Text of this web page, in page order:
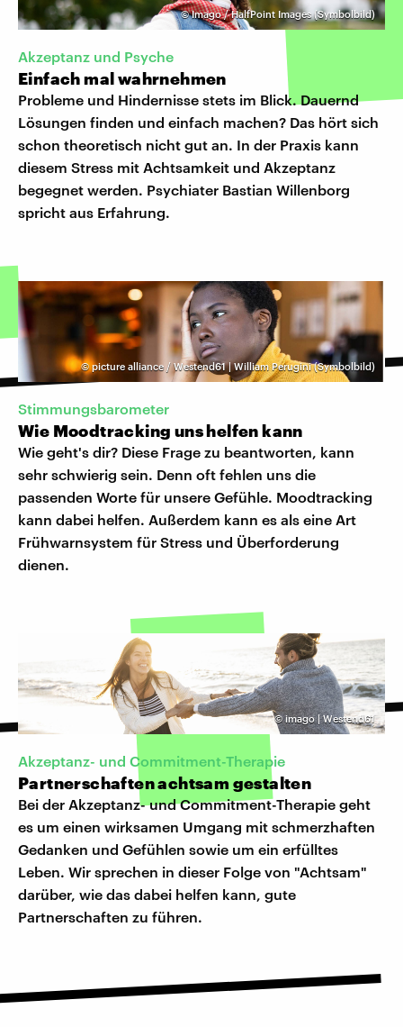
©Imago / HalfPoint Images (Symbolbild)
Akzeptanz und Psyche
Einfach mal wahrnehmen
Probleme und Hindernisse stets im Blick. Dauernd
Lösungen finden und einfach machen? Das hört sich
schon theoretisch nicht gut an. In der Praxis kann
diesem Stress mit Achtsamkeit und Akzeptanz
begegnet werden. Psychiater Bastian Willenborg
spricht aus Erfahrung.
© picture alliance / Westend61 | William Perugini (Symbolbild)
Stimmungsbarometer
Wie Moodtracking uns helfen kann
Wie geht's dir? Diese Frage zu beantworten, kann
sehr schwierig sein. Denn oft fehlen uns die
passenden Worte für unsere Gefühle. Moodtracking
kann dabei helfen. Außerdem kann es als eine Art
Frühwarnsystem für Stress und Überforderung
dienen.
©imago | Westend61
Akzeptanz- und Commitment-Therapie
Partnerschaften achtsam gestalten
Bei der Akzeptanz- und Commitment-Therapie geht
es um einen wirksamen Umgang mit schmerzhaften
Gedanken und Gefühlen sowie um ein erfülltes
Leben. Wir sprechen in dieser Folge von "Achtsam"
darüber, wie das dabei helfen kann, gute
Partnerschaften zu führen.